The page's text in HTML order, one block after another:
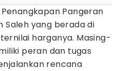
Pangeran
Saleh yang berada di
harganya. Masing-
peran dan tugas
rencana